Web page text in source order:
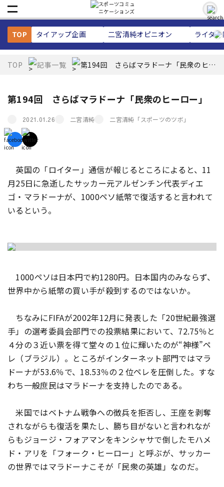
TOP タイアップ企画 二宮清純オピニオン ライタ
TOP 記事一覧 第194回 さらばマラドーナ「民衆のヒー
第194回 さらばマラドーナ「民衆のヒーロー」
2021.01.26 二宮清純 二宮清純「スポーツのツボ」
英国の「ロイター」通信が報じるところによると、11
月25日に急逝したサッカー元アルゼンチン代表ディエ
ゴ・マラドーナが、1000ペソ紙幣で復活すると言われて
いるという。
1000ペソは日本円で約1280円。日本国内のみならず、
世界中から紙幣の買い手が殺到するのではないか。
ちなみにFIFAが2002年12月に発表した「20世紀最強選
手」の選考委員会部門での投票結果において、72.75％と
４分の３近い票を得て堂々の１位に輝いたのが“神様”ペ
レ（ブラジル）。ところがインターネット部門ではマラ
ドーナが53.6％で、18.53％の２位ペレを圧倒した。すな
わち一般庶民はマラドーナを支持したのである。
米国ではベトナム戦争への徴兵を拒否し、王座を剥奪
されながらも復活を果たし、勝ち目がないと言われなが
らもジョージ・フォアマンをキンシャサで倒したモハメ
ド・アリを「フォーク・ヒーロー」と呼ぶが、サッカー
の世界ではマラドーナこそが「民衆の英雄」なのだ。